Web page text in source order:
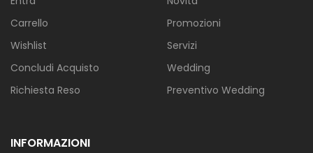
Carrello
Wishlist
Concludi Acquisto
Richiesta Reso
Promozioni
Servizi
Wedding
Preventivo Wedding
INFORMAZIONI